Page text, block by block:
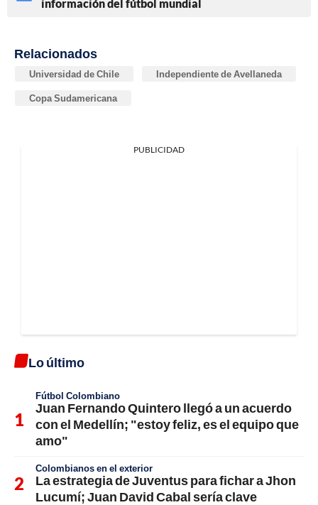
información del fútbol mundial
Relacionados
Universidad de Chile Independiente de Avellaneda
Copa Sudamericana
PUBLICIDAD
Lo último
Fútbol Colombiano
Juan Fernando Quintero llegó a un acuerdo
con el Medellín; "estoy feliz, es el equipo que
amo"
Colombianos en el exterior
La estrategia de Juventus para fichar a Jhon
Lucumí; Juan David Cabal sería clave